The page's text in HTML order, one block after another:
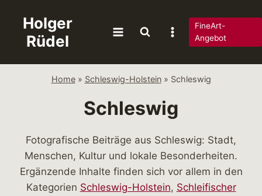
springen
Holger
Rüdel
FineArt-
Angebot
Home» Schleswig-Holstein» Schleswig
Schleswig
Fotografische Beiträge aus Schleswig: Stadt,
Menschen, Kultur und lokale Besonderheiten.
Ergänzende Inhalte finden sich vor allem in den
Kategorien Schleswig-Holstein, Schleifischer